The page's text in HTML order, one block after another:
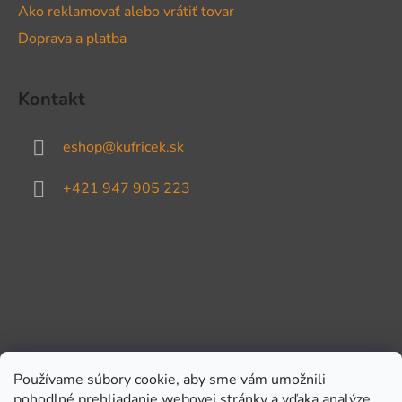
Používame súbory cookie, aby sme vám umožnili
Ako reklamovať alebo vrátiť tovar
Doprava a platba
Kontakt
eshop@kufricek.sk
+421 947 905 223